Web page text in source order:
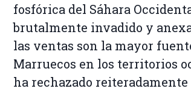
fosfórica del Sáhara
brutalmente invadido y
las ventas son la mayor
Marruecos en los territorios
ha rechazado reiteradamente